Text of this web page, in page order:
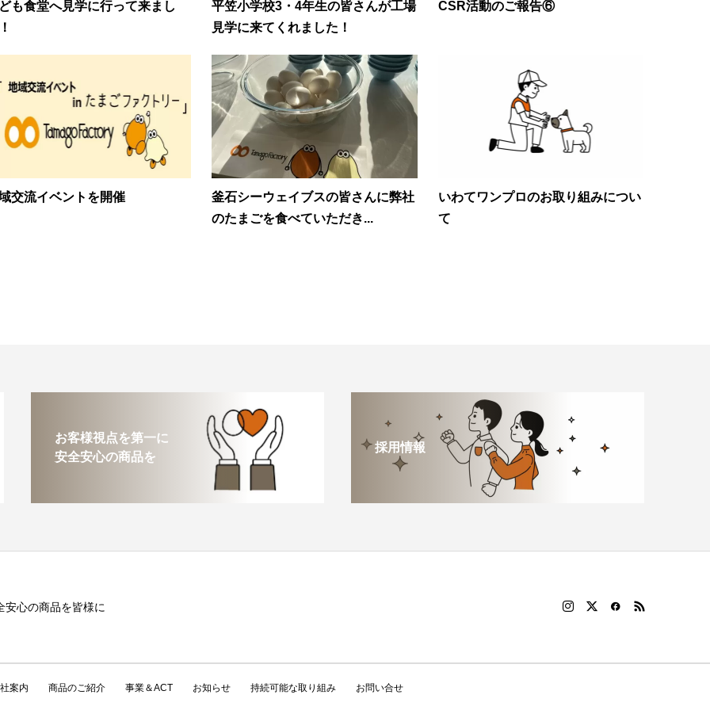
も食堂へ見学に行って来まし
平笠小学校3・4年生の皆さんが工場
見学に来てくれました！
CSR活動のご報告⑥
交流イベントを開催
釜石シーウェイブスの皆さんに弊社
のたまごを食べていただき...
いわてワンプロのお取り組みについ
て
お客様視点を第一に
安全安心の商品を
採用情報
安心の商品を皆様に
案内 商品のご紹介 事業＆ACT お知らせ 持続可能な取り組み お問い合せ